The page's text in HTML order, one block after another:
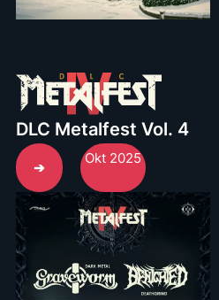
DLC Metalfest Vol. 4
➔
Okt 2025